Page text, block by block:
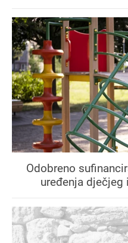
Odobreno
uređenja